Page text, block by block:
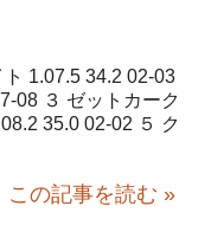
1.07.5 34.2 02-03
08 ３ ゼットカーク
35.0 02-02 ５ ク
この記事を読む »